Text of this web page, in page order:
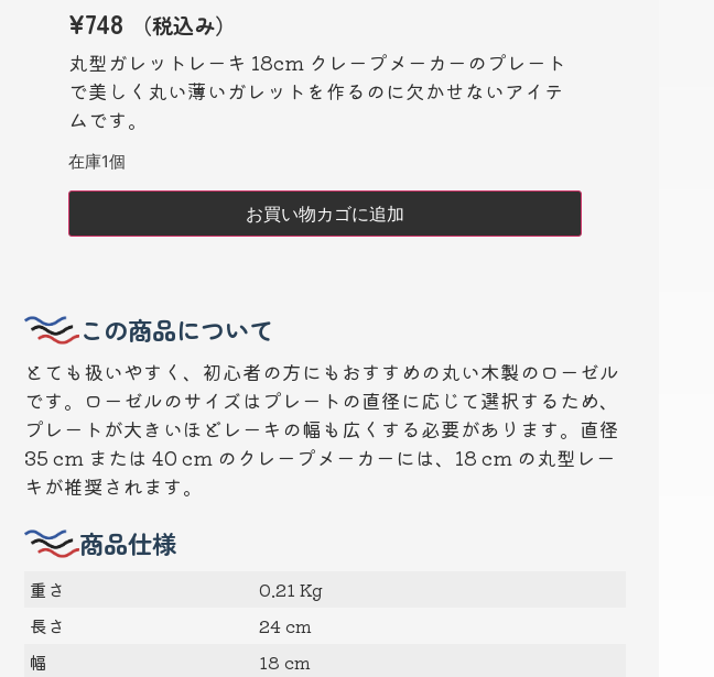
¥748 （税込み）
丸型ガレットレーキ 18cm クレープメーカーのプレート
で美しく丸い薄いガレットを作るのに欠かせないアイテ
ムです。
在庫1個
お買い物カゴに追加
この商品について
とても扱いやすく、初心者の方にもおすすめの丸い木製のローゼル
です。ローゼルのサイズはプレートの直径に応じて選択するため、
プレートが大きいほどレーキの幅も広くする必要があります。直径
35 cm または 40 cm のクレープメーカーには、18 cm の丸型レー
キが推奨されます。
商品仕様
重さ
0.21 Kg
長さ
24 cm
幅
18 cm